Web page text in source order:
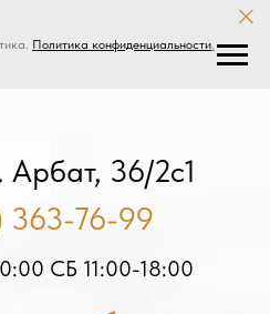
Политика конфиденциальности.
99
18:00